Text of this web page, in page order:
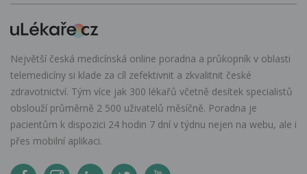
Největší česká medicínská online poradna a průkopník v oblasti
telemedicíny si klade za cíl zefektivnit a zkvalitnit české
zdravotnictví. Tým více jak 300 lékařů včetně desítek specialistů
obslouží průměrně 2 500 uživatelů měsíčně. Poradna je
pacientům k dispozici 24 hodin 7 dní v týdnu nejen na webu, ale i
přes mobilní aplikaci.